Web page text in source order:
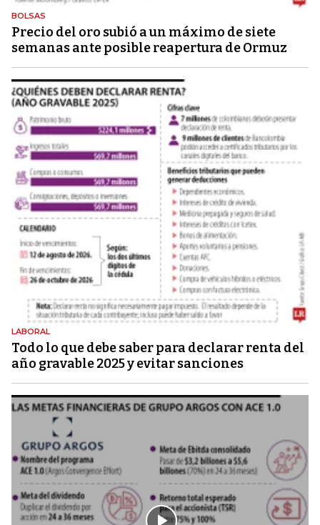
BOLSAS
Precio del oro subió a un máximo de siete
semanas ante posible reapertura de Ormuz
LABORAL
Todo lo que debe saber para declarar renta del
año gravable 2025 y evitar sanciones